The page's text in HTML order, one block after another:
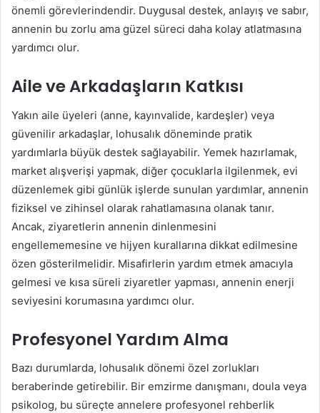
önemli görevlerindendir. Duygusal destek, anlayış ve sabır,
annenin bu zorlu ama güzel süreci daha kolay atlatmasına
yardımcı olur.
Aile ve Arkadaşların Katkısı
Yakın aile üyeleri (anne, kayınvalide, kardeşler) veya
güvenilir arkadaşlar, lohusalık döneminde pratik
yardımlarla büyük destek sağlayabilir. Yemek hazırlamak,
market alışverişi yapmak, diğer çocuklarla ilgilenmek, evi
düzenlemek gibi günlük işlerde sunulan yardımlar, annenin
fiziksel ve zihinsel olarak rahatlamasına olanak tanır.
Ancak, ziyaretlerin annenin dinlenmesini
engellememesine ve hijyen kurallarına dikkat edilmesine
özen gösterilmelidir. Misafirlerin yardım etmek amacıyla
gelmesi ve kısa süreli ziyaretler yapması, annenin enerji
seviyesini korumasına yardımcı olur.
Profesyonel Yardım Alma
Bazı durumlarda, lohusalık dönemi özel zorlukları
beraberinde getirebilir. Bir emzirme danışmanı, doula veya
psikolog, bu süreçte annelere profesyonel rehberlik